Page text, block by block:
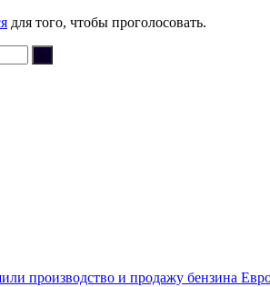
для того, чтобы проголосовать.
производство и продажу бензина